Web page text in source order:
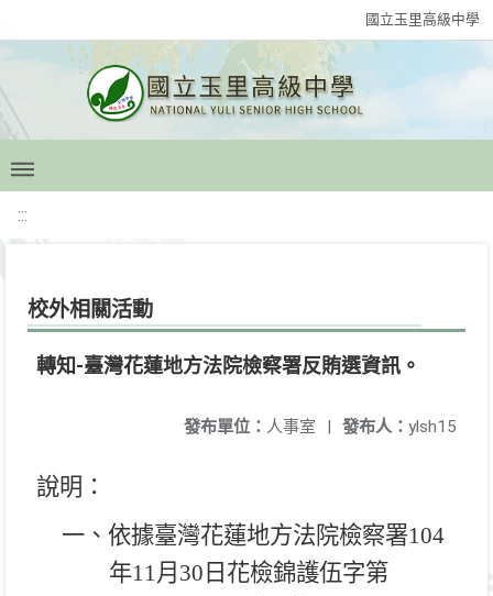
國立玉里高級中學
:::
校外相關活動
轉知-臺灣花蓮地方法院檢察署反賄選資訊。
發布人： ylsh15
發布單位： 人事室 |
說明：
一、依據臺灣花蓮地方法院檢察署104
年11月 30 日花檢錦護伍字第